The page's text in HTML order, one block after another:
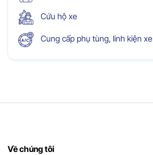
Cứu hộ xe
Cung cấp phụ tùng, linh kiện xe
Về chúng tôi